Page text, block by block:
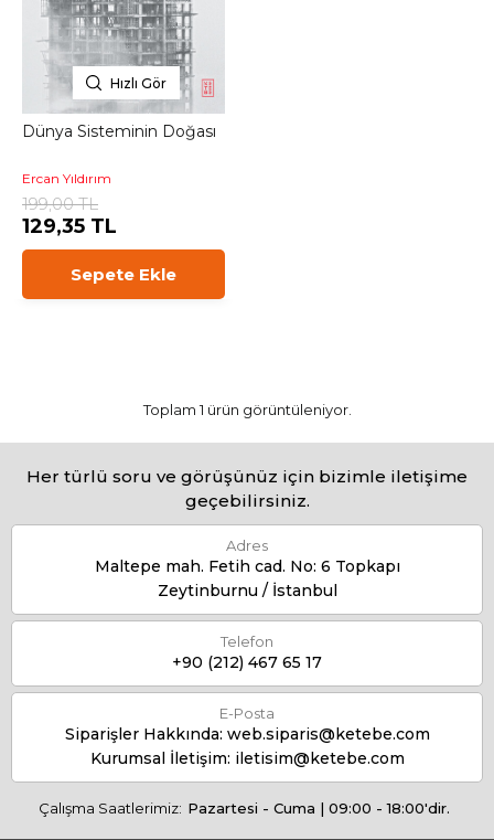
Hızlı Gör
Dünya Sisteminin Doğası
Ercan Yıldırım
199,00 TL
129,35 TL
Sepete Ekle
Toplam 1 ürün görüntüleniyor.
Her türlü soru ve görüşünüz için bizimle iletişime
geçebilirsiniz.
Adres
Maltepe mah. Fetih cad. No: 6 Topkapı
Zeytinburnu / İstanbul
Telefon
+90 (212) 467 65 17
E-Posta
Siparişler Hakkında: web.siparis@ketebe.com
Kurumsal İletişim: iletisim@ketebe.com
Çalışma Saatlerimiz: Pazartesi - Cuma | 09:00 - 18:00'dir.